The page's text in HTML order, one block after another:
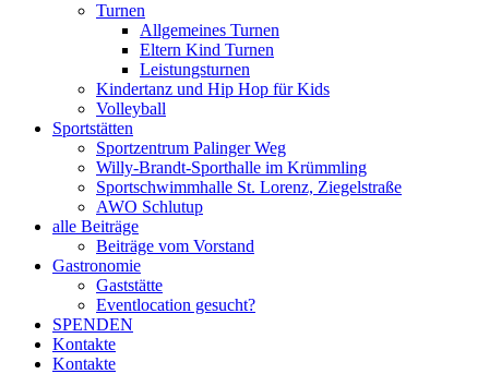
Turnen
Allgemeines Turnen
Eltern Kind Turnen
Leistungsturnen
Kindertanz und Hip Hop für Kids
Volleyball
Sportstätten
Sportzentrum Palinger Weg
Willy-Brandt-Sporthalle im Krümmling
Sportschwimmhalle St. Lorenz, Ziegelstraße
AWO Schlutup
alle Beiträge
Beiträge vom Vorstand
Gastronomie
Gaststätte
Eventlocation gesucht?
SPENDEN
Kontakte
Kontakte